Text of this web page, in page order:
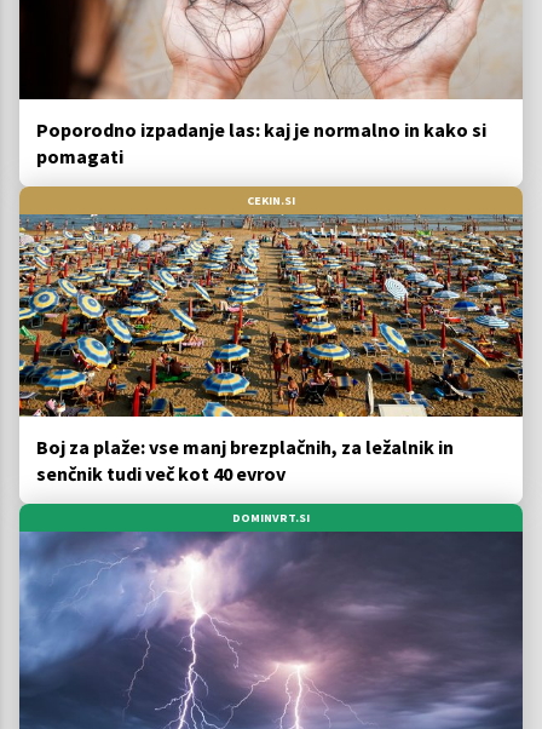
Poporodno izpadanje las: kaj je normalno in kako si
pomagati
CEKIN.SI
Boj za plaže: vse manj brezplačnih, za ležalnik in
senčnik tudi več kot 40 evrov
DOMINVRT.SI